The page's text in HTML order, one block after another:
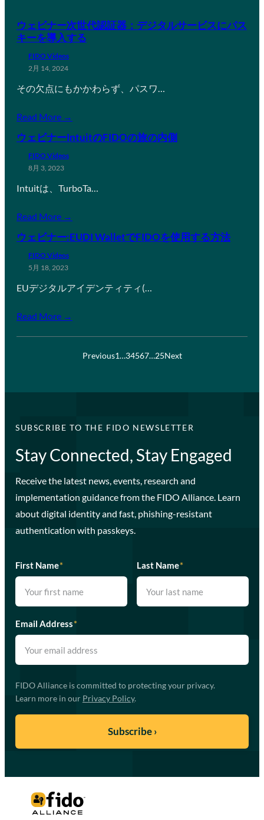
ウェビナー次世代認証器：デジタルサービスにパス
キーを導入する
FIDO Videos
2月 14, 2024
その欠点にもかかわらず、パスワ…
Read More →
ウェビナーIntuitのFIDOの旅の内側
FIDO Videos
8月 3, 2023
Intuitは、TurboTa…
Read More →
ウェビナー:EUDI WalletでFIDOを使用する方法
FIDO Videos
5月 18, 2023
EUデジタルアイデンティティ(…
Read More →
Previous1…34567…25Next
SUBSCRIBE TO THE FIDO NEWSLETTER
Stay Connected, Stay Engaged
Receive the latest news, events, research and
implementation guidance from the FIDO Alliance. Learn
about digital identity and fast, phishing-resistant
authentication with passkeys.
First Name* Last Name*
Email Address*
FIDO Alliance is committed to protecting your privacy.
Learn more in our Privacy Policy.